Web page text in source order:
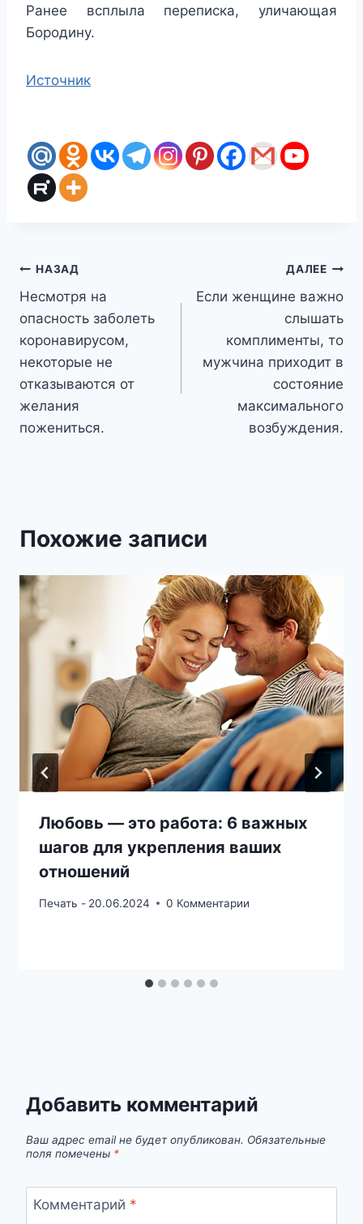
Ранее всплыла переписка, уличающая
Бородину.
Источник
Навигация
по
записям
НАЗАД
Несмотря на
опасность заболеть
коронавирусом,
некоторые не
отказываются от
желания
пожениться.
ДАЛЕЕ
Если женщине важно
слышать
комплименты, то
мужчина приходит в
состояние
максимального
возбуждения.
Похожие записи
Любовь — это работа: 6 важных
шагов для укрепления ваших
отношений
Печать - 20.06.2024 0 Комментарии
Добавить комментарий
Ваш адрес email не будет опубликован. Обязательные
поля помечены *
Комментарий *